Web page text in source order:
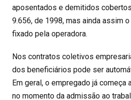
aposentados e demitidos
9.656, de 1998, mas ainda assim
fixado pela operadora.
Nos contratos coletivos
dos beneficiários pode ser
Em geral, o empregado já começa
no momento da admissão ao